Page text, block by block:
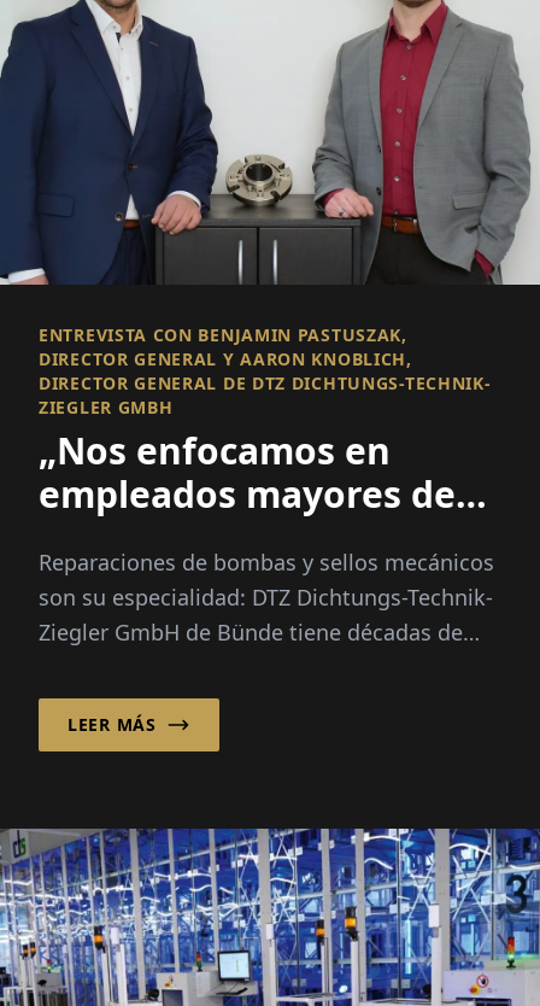
ENTREVISTA CON BENJAMIN PASTUSZAK,
DIRECTOR GENERAL Y AARON KNOBLICH,
DIRECTOR GENERAL DE DTZ DICHTUNGS-TECHNIK-
ZIEGLER GMBH
„Nos enfocamos en
empleados mayores de
Reparaciones de bombas y sellos mecánicos
son su especialidad: DTZ Dichtungs-Technik-
Ziegler GmbH de Bünde tiene décadas de
LEER MÁS